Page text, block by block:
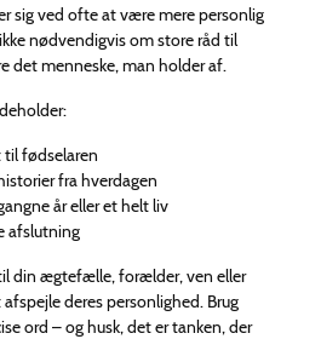
sig ved ofte at være mere personlig
nødvendigvis om store råd til
det menneske, man holder af.
til fødselaren
fra hverdagen
år eller et helt liv
afslutning
din ægtefælle, forælder, ven eller
deres personlighed. Brug
ord – og husk, det er tanken, der